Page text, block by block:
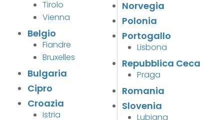
Tirolo
Vienna
Belgio
Fiandre
Bruxelles
Bulgaria
Cipro
Croazia
Istria
Norvegia
Polonia
Portogallo
Lisbona
Repubblica Ceca
Praga
Romania
Slovenia
Lubiana